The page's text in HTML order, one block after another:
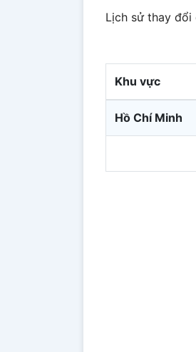
Lịch sử thay đổi
Khu vực
Hồ Chí Minh